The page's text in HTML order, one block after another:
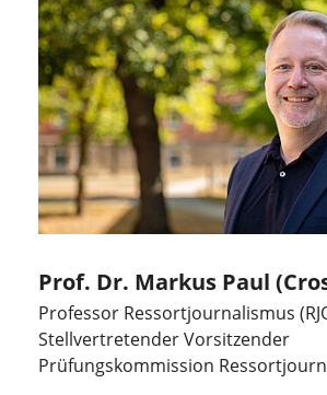
Prof. Dr. Markus Paul
Professor Ressortjournalismus
Stellvertretender Vorsitzender
Prüfungskommission